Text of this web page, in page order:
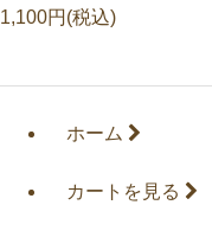
1,100円(税込)
ホーム
カートを見る